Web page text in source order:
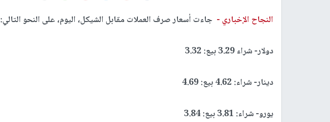
النجاح الإخباري - جاءت أسعار صرف العملات مقابل الشيكل، اليوم، على النحو التالي:
دولار- شراء 3.29 بيع: 3.32
دينار- شراء: 4.62 بيع: 4.69
يورو- شراء: 3.81 بيع: 3.84